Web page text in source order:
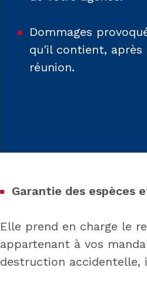
Dommages
qu'il contient, après
réunion.
Garantie des espèces
Elle prend en charge le
appartenant à vos
destruction accidentelle,